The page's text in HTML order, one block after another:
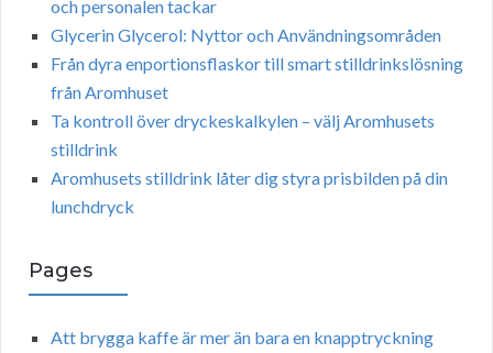
och personalen tackar
Glycerin Glycerol: Nyttor och Användningsområden
Från dyra enportionsflaskor till smart stilldrinkslösning
från Aromhuset
Ta kontroll över dryckeskalkylen – välj Aromhusets
stilldrink
Aromhusets stilldrink låter dig styra prisbilden på din
lunchdryck
Pages
Att brygga kaffe är mer än bara en knapptryckning